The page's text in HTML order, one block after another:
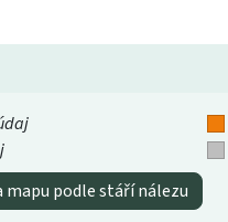
mapu podle stáří nálezu